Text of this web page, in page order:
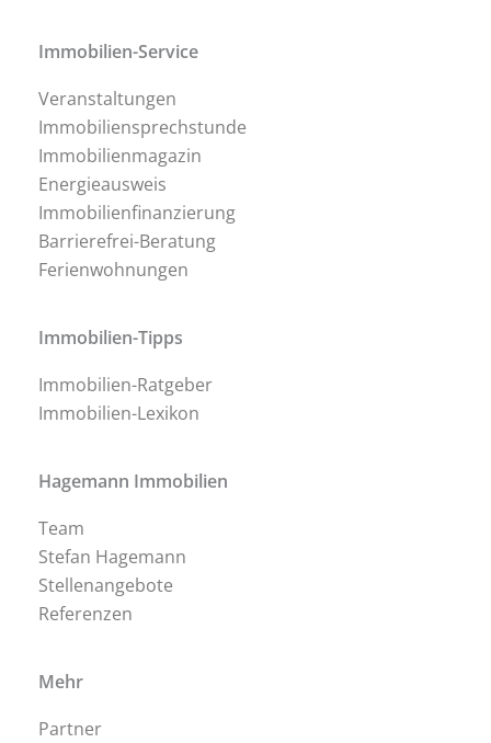
Immobilien-Service
Veranstaltungen
Immobiliensprechstunde
Immobilienmagazin
Energieausweis
Immobilienfinanzierung
Barrierefrei-Beratung
Ferienwohnungen
Immobilien-Tipps
Immobilien-Ratgeber
Immobilien-Lexikon
Hagemann Immobilien
Team
Stefan Hagemann
Stellenangebote
Referenzen
Mehr
Partner